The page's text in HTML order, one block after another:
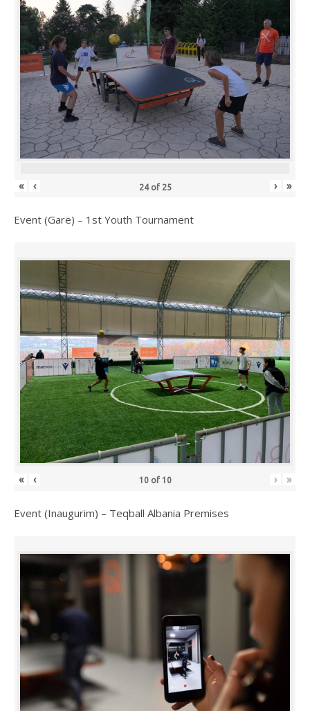
« ‹ 24of 25 › »
Event (Garë) – 1st Youth Tournament
« ‹ 10of 10 › »
Event (Inaugurim) – Teqball Albania Premises